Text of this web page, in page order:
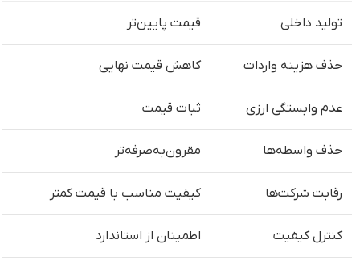
تولید داخلی قیمت پایین‌تر
حذف هزینه واردات کاهش قیمت نهایی
عدم وابستگی ارزی ثبات قیمت
حذف واسطه‌ها مقرون‌به‌صرفه‌تر
رقابت شرکت‌ها کیفیت مناسب با قیمت کمتر
کنترل کیفیت اطمینان از استاندارد